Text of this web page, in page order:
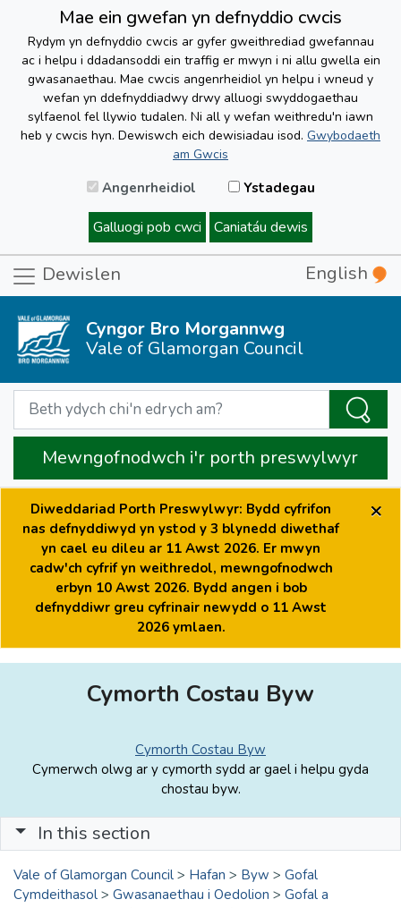
Mae ein gwefan yn defnyddio cwcis
Rydym yn defnyddio cwcis ar gyfer gweithrediad gwefannau
ac i helpu i ddadansoddi ein traffig er mwyn i ni allu gwella ein
gwasanaethau. Mae cwcis angenrheidiol yn helpu i wneud y
wefan yn ddefnyddiadwy drwy alluogi swyddogaethau
sylfaenol fel llywio tudalen. Ni all y wefan weithredu'n iawn
heb y cwcis hyn. Dewiswch eich dewisiadau isod. Gwybodaeth
am Gwcis
Angenrheidiol Ystadegau
Galluogi pob cwci Caniatáu dewis
Dewislen English
Cyngor Bro Morgannwg
Vale of Glamorgan Council
Mewngofnodwch i'r porth preswylwyr
Diweddariad Porth Preswylwyr: Bydd cyfrifon
nas defnyddiwyd yn ystod y 3 blynedd diwethaf
yn cael eu dileu ar 11 Awst 2026. Er mwyn
cadw'ch cyfrif yn weithredol, mewngofnodwch
erbyn 10 Awst 2026. Bydd angen i bob
defnyddiwr greu cyfrinair newydd o 11 Awst
2026 ymlaen.
×
Cymorth Costau Byw
Cymorth Costau Byw
Cymerwch olwg ar y cymorth sydd ar gael i helpu gyda
chostau byw.
In this section
Vale of Glamorgan Council > Hafan > Byw > Gofal
Cymdeithasol > Gwasanaethau i Oedolion > Gofal a